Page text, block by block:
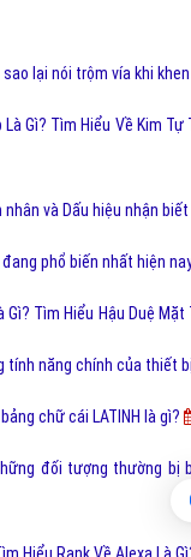
lại nói trộm vía khi
Là Gì? Tìm Hiểu Về Kim Tự
nhân và Dấu hiệu nhận
phổ biến nhất hiện
Gì? Tìm Hiểu Hậu Duệ Mặt
tính năng chính của thiết
chữ cái LATINH là gì?
đối tượng thường bị